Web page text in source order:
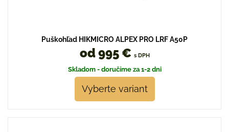
Puškohľad HIKMICRO ALPEX PRO LRF A50P
od 995 € s DPH
Skladom - doručíme za 1-2 dni
Vyberte variant